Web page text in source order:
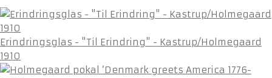
Erindringsglas - "Til Erindring" - Kastrup/Holmegaard
1910